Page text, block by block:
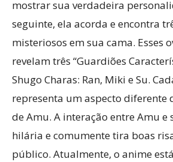
mostrar sua verdadeira
seguinte, ela acorda e encontra
misteriosos em sua cama. Esses
revelam três “Guardiões
Shugo Charas: Ran, Miki e Su.
representa um aspecto diferente
de Amu. A interação entre Amu e
hilária e comumente tira boas
público. Atualmente, o anime